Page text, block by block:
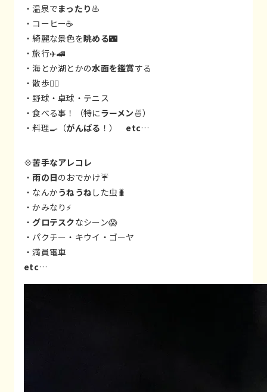
・温泉でまったり♨️
・コーヒー☕️
・綺麗な景色を眺める🌃
・旅行✈️🚄
・海とか湖とかの水面を鑑賞する
・散歩🚶‍♂️
・野球・卓球・テニス
・食べる事！（特にラーメン🍜）
・料理🍳（がんばる ！） etc…
💠苦手なアレコレ
・ 雨の日のおでかけ☔
・なんかうねうね した虫🐛
・かみなり⚡
・グロテスクなシーン😱
・パクチー・キウイ・ゴーヤ
・満員電車
etc…